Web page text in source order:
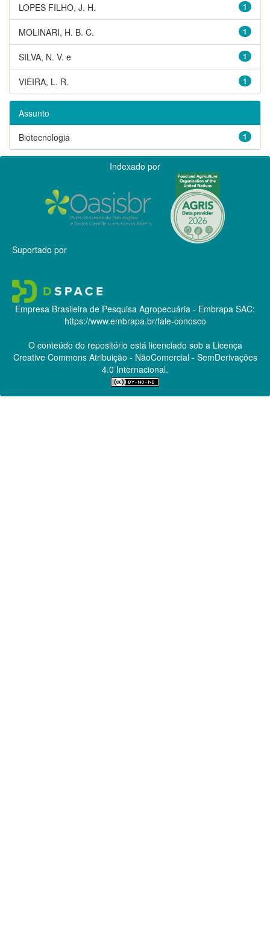
1
LOPES FILHO, J. H.
1
MOLINARI, H. B. C.
1
SILVA, N. V. e
1
VIEIRA, L. R.
Assunto
1
Biotecnologia
Indexado por
Suportado por
Empresa Brasileira de Pesquisa Agropecuária - Embrapa SAC:
https://www.embrapa.br/fale-conosco
O conteúdo do repositório está licenciado sob a Licença
Creative CommonsAtribuição - NãoComercial - SemDerivações
4.0 Internacional.